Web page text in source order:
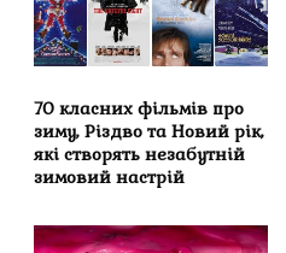
70 класних фільмів про
зиму, Різдво та Новий рік,
які створять незабутній
зимовий настрій